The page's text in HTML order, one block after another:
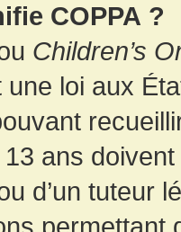
COPPA ?
Children’s
une loi aux
ans
d’un tuteur